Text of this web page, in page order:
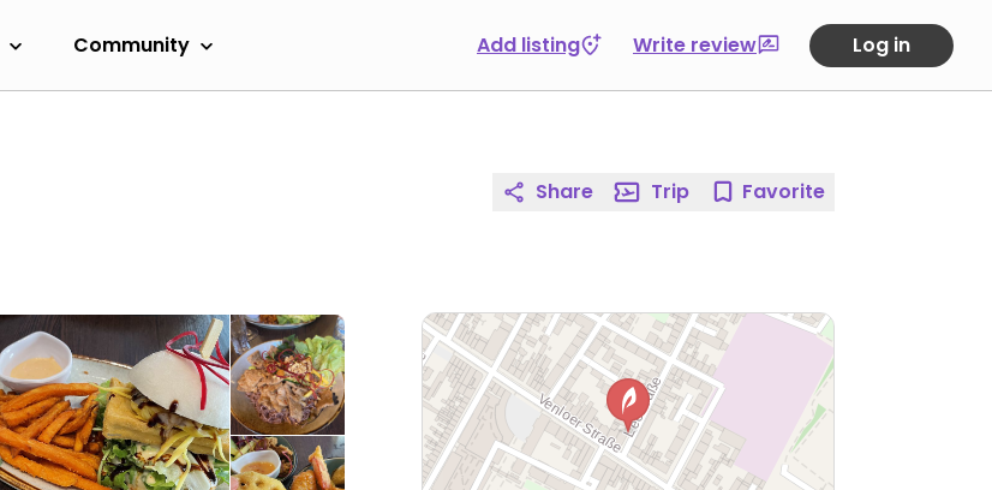
Community Add listing Write review Log in
Share Trip Favorite